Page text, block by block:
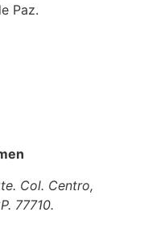
Paz.
Col. Centro,
77710.